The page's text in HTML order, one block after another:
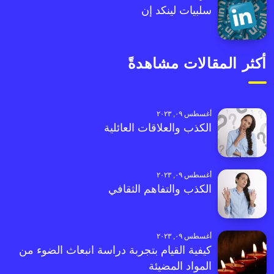
سلبيات لينكد إن
أكثر المقالات مشاهدةً
أغسطس ٠٩, ٢٠٢٣
الكذب والعلاقات العائلية
أغسطس ٠٩, ٢٠٢٣
الكذب والتفاهم الثقافي
أغسطس ٠٩, ٢٠٢٣
كيفية القيام بتجربة دراسة انبعاث الضوء من
المواد المضيئة